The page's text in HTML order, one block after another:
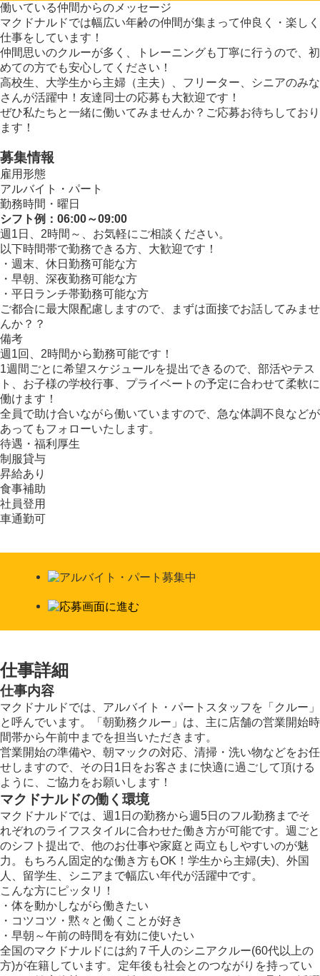
働いている仲間からのメッセージ
マクドナルドでは幅広い年齢の仲間が集まって仲良く・楽しく
仕事をしています！
仲間思いのクルーが多く、トレーニングも丁寧に行うので、初
めての方でも安心してください！
高校生、大学生から主婦（主夫）、フリーター、シニアのみな
さんが活躍中！友達同士の応募も大歓迎です！
ぜひ私たちと一緒に働いてみませんか？ご応募お待ちしており
ます！
募集情報
雇用形態
アルバイト・パート
勤務時間・曜日
シフト例：06:00～09:00
週1日、2時間～、お気軽にご相談ください。
以下時間帯で勤務できる方、大歓迎です！
・週末、休日勤務可能な方
・早朝、深夜勤務可能な方
・平日ランチ帯勤務可能な方
ご都合に最大限配慮しますので、まずは面接でお話してみませ
んか？？
備考
週1回、2時間から勤務可能です！
1週間ごとに希望スケジュールを提出できるので、部活やテス
ト、お子様の学校行事、プライベートの予定に合わせて柔軟に
働けます！
全員で助け合いながら働いていますので、急な体調不良などが
あってもフォローいたします。
待遇・福利厚生
制服貸与
昇給あり
食事補助
社員登用
車通勤可
仕事詳細
仕事内容
マクドナルドでは、アルバイト・パートスタッフを「クルー」
と呼んでいます。「朝勤務クルー」は、主に店舗の営業開始時
間帯から午前中までを担当いただきます。
営業開始の準備や、朝マックの対応、清掃・洗い物などをお任
せしますので、その日1日をお客さまに快適に過ごして頂ける
ように、ご協力をお願いします！
マクドナルドの働く環境
マクドナルドでは、週1日の勤務から週5日のフル勤務までそ
れぞれのライフスタイルに合わせた働き方が可能です。週ごと
のシフト提出で、他のお仕事や家庭と両立もしやすいのが魅
力。もちろん固定的な働き方もOK！学生から主婦(夫)、外国
人、留学生、シニアまで幅広い年代が活躍中です。
こんな方にピッタリ！
・体を動かしながら働きたい
・コツコツ・黙々と働くことが好き
・早朝～午前の時間を有効に使いたい
全国のマクドナルドには約７千人のシニアクルー(60代以上の
方)が在籍しています。定年後も社会とのつながりを持ってい